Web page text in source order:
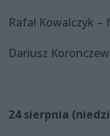
Rafał Kowalczyk
Dariusz
24 sierpnia